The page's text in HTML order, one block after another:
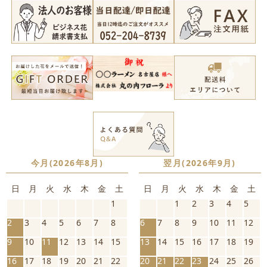
今月(2026年8月)
日 月 火 水 木 金
土
1
2
3 4 5 6 7
8
9
10 11 12 13 14
15
16
17 18 19 20 21
22
翌月(2026年9月)
日 月 火 水 木 金
土
1
2 3 4
5
6
7 8 9 10 11
12
13
14 15 16 17 18
19
20
21 22 23 24 25
26